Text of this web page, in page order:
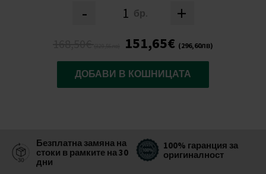
- бр. +
151,65€ (296,60лв)
ДОБАВИ В КОШНИЦАТА
Безплатна замяна на
стоки в рамките на 30
дни
100% гаранция за
оригиналност